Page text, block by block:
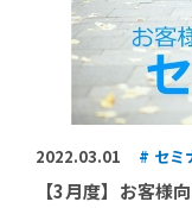
2022.03.01 セミ
【3月度】お客様